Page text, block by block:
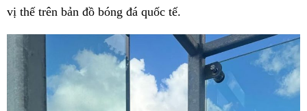
vị thế trên bản đồ bóng đá quốc tế.